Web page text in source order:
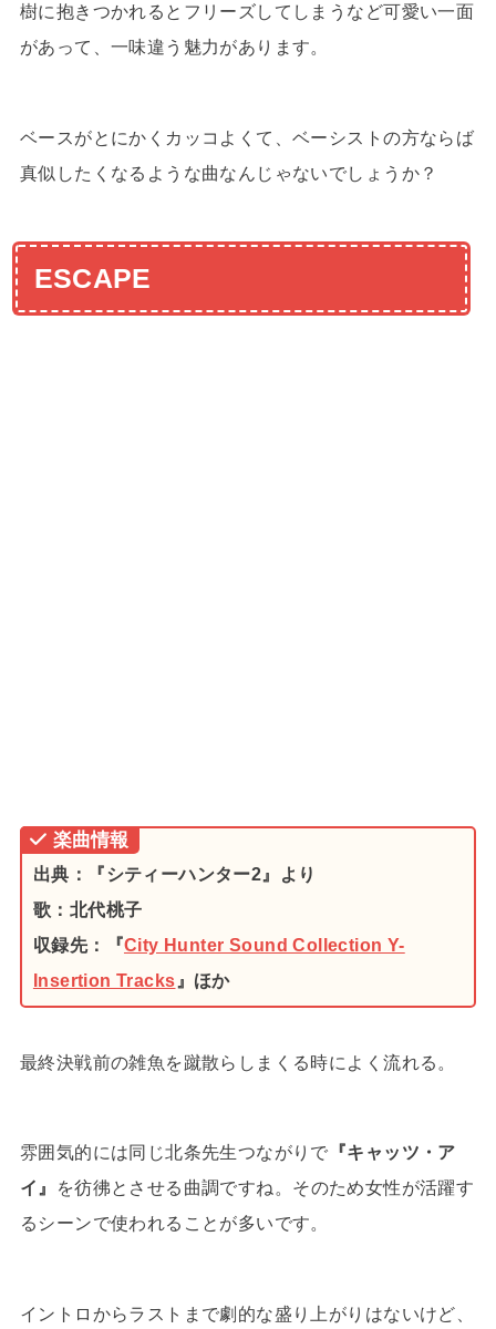
樹に抱きつかれるとフリーズしてしまうなど可愛い一面
があって、一味違う魅力があります。
ベースがとにかくカッコよくて、ベーシストの方ならば
真似したくなるような曲なんじゃないでしょうか？
ESCAPE
楽曲情報
出典：『シティーハンター2』より
歌：北代桃子
収録先：『City Hunter Sound Collection Y-
Insertion Tracks 』ほか
最終決戦前の雑魚を蹴散らしまくる時によく流れる。
雰囲気的には同じ北条先生つながりで 『キャッツ・ア
イ』
を彷彿とさせる曲調ですね。そのため女性が活躍す
るシーンで使われることが多いです。
イントロからラストまで劇的な盛り上がりはないけど、